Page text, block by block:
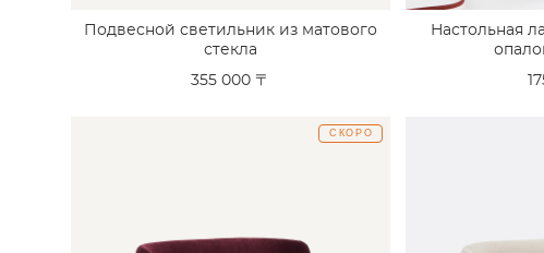
Подвесной светильник из матового
стекла
355 000 〒
Настольная
СКОРО